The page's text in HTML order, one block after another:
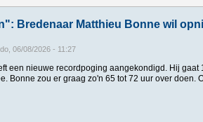
Bredenaar Matthieu Bonne wil
do, 06/08/2026 - 11:27
een nieuwe recordpoging aangekondigd. Hij gaat
Bonne zou er graag zo'n 65 tot 72 uur over doen.
veel zin in": Bredenaar Matthieu Bonne wil